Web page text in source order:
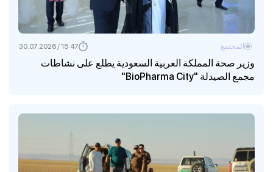
وزير صحة المملكة العربية السعودية يطلع على نشاطات
مجمع الصيدلة "BioPharma City"
المجتمع 15:47 / 30.07.2026